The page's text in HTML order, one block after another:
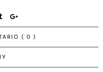
( 0 )